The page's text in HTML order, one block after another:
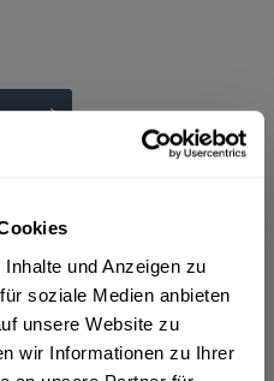
und Anzeigen zu
soziale Medien anbieten
unsere Website zu
wir Informationen zu Ihrer
9 x 1l"